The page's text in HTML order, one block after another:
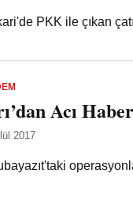
PKK ile çıkan
Acı
2017